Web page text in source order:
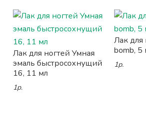
Лак для ногтей Умная
эмаль быстросохнущий
16, 11 мл
1р.
Лак для
bomb, 5
1р.